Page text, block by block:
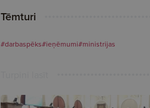
Tēmturi
#darbaspēks#ieņēmumi#ministrijas